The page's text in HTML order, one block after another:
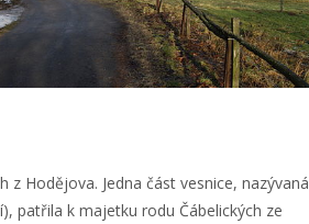
Hodějova. Jedna část vesnice, nazývaná
patřila k majetku rodu Čábelických ze